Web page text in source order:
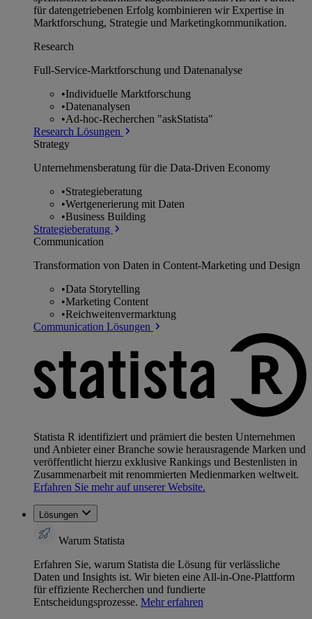
für datengetriebenen Erfolg kombinieren wir Expertise in
Marktforschung, Strategie und Marketingkommunikation.
Research
Full-Service-Marktforschung und Datenanalyse
•Individuelle Marktforschung
•Datenanalysen
•Ad-hoc-Recherchen "askStatista"
Research Lösungen
Strategy
Unternehmens­beratung für die Data-Driven Economy
•Strategieberatung
•Wertgenerierung mit Daten
•Business Building
Strategieberatung
Communication
Transformation von Daten in Content-Marketing und Design
•Data Storytelling
•Marketing Content
•Reichweitenvermarktung
Communication Lösungen
Statista R identifiziert und prämiert die besten Unternehmen
und Anbieter einer Branche sowie herausragende Marken und
veröffentlicht hierzu exklusive Rankings und Bestenlisten in
Zusammenarbeit mit renommierten Medienmarken weltweit.
Erfahren Sie mehr auf unserer Website.
Lösungen
Warum Statista
Erfahren Sie, warum Statista die Lösung für verlässliche
Daten und Insights ist. Wir bieten eine All-in-One-Plattform
für effiziente Recherchen und fundierte
Entscheidungsprozesse. Mehr erfahren